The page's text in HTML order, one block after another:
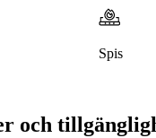
Spis
och